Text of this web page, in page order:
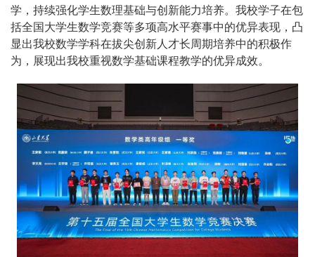
学，持续强化学生数理基础与创新能力培养。我校学子在包
括全国大学生数学竞赛等多项高水平赛事中的优异表现，凸
显出我校数学学科在拔尖创新人才长周期培养中的积极作
为，展现出我校重视数学基础课程教学的优异成效。